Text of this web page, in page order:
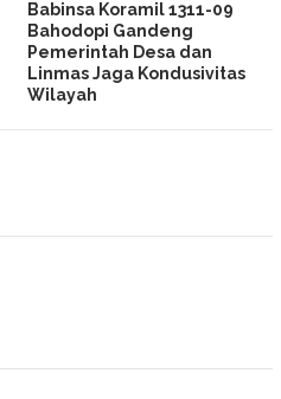
Babinsa Koramil 1311-09
Bahodopi Gandeng
Pemerintah Desa dan
Linmas Jaga Kondusivitas
Wilayah